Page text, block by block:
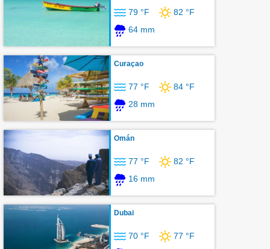
79 °F
82 °F
64 mm
Curaçao
77 °F
84 °F
28 mm
Omán
77 °F
82 °F
16 mm
Dubai
70 °F
77 °F